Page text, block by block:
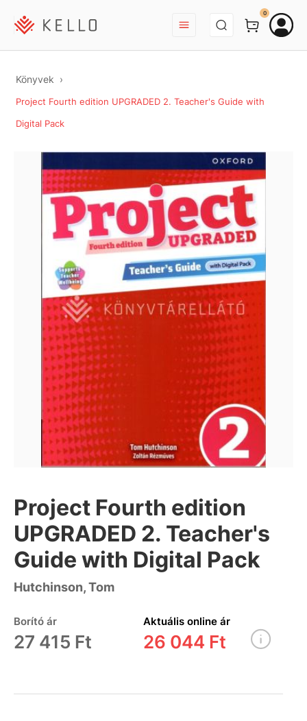
BEJELENTKEZÉS
0
Könyvek
Project Fourth edition UPGRADED 2. Teacher's Guide with
Digital Pack
Project Fourth edition
UPGRADED 2. Teacher's
Guide with Digital Pack
Hutchinson, Tom
Borító ár
27 415 Ft
Aktuális online ár
26 044 Ft